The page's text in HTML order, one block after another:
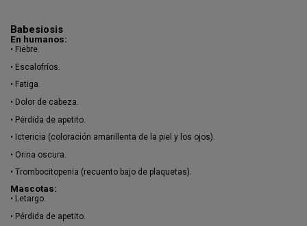
Babesiosis
En humanos:
• Fiebre.
• Escalofríos.
• Fatiga.
• Dolor de cabeza.
• Pérdida de apetito.
• Ictericia (coloración amarillenta de la piel y los ojos).
• Orina oscura.
• Trombocitopenia (recuento bajo de plaquetas).
Mascotas:
• Letargo.
• Pérdida de apetito.